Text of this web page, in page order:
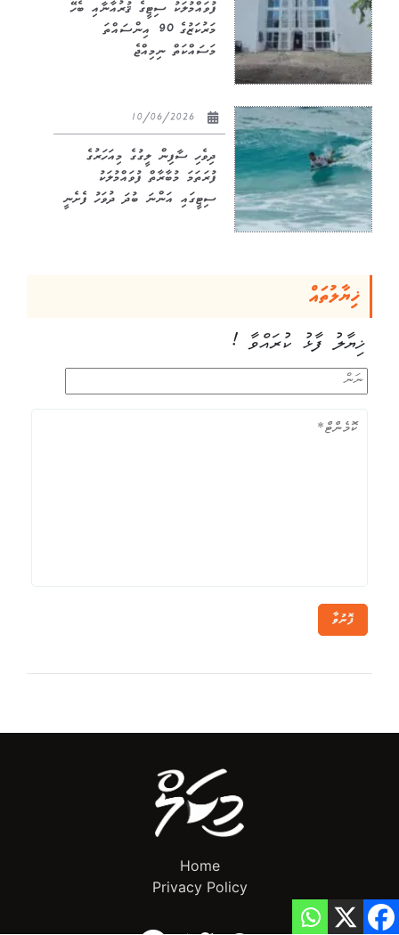
ފުވައްމުލަކު ސިޓީގެ ޤުރުއާނާއި ބެހޭ
މަރުކަޒުގެ 90 އިންސައްތަ
މަސައްކަތް ނިމިއްޖެ
ދިވެހި ސާފިން ލީގުގެ މިއަހަރުގެ
ފުރަތަމަ މުބާރާތް ފުވައްމުލަކު
ސިޓީގައި އަންނަ ބުދަ ދުވަހު ފެށެނީ
ޚިޔާލުތައް
ޚިޔާލު ފާޅު ކުރައްވާ !
ފޮނުވާ
Home
Privacy Policy